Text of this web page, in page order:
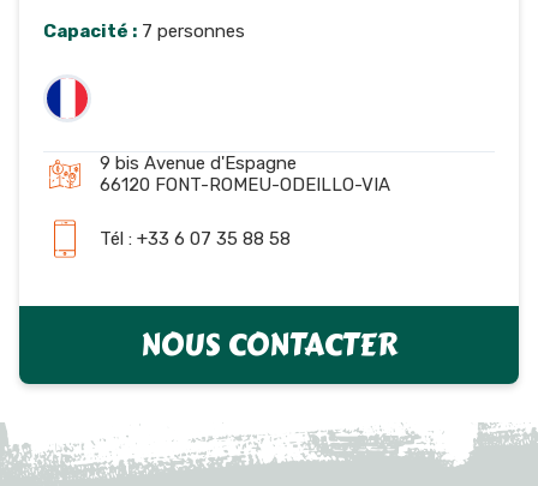
Capacité : 7 personnes
9 bis Avenue d'Espagne
66120 FONT-ROMEU-ODEILLO-VIA
Tél : +33 6 07 35 88 58
NOUS CONTACTER